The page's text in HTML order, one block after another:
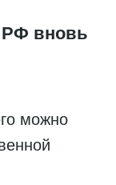
РФ вновь
можно